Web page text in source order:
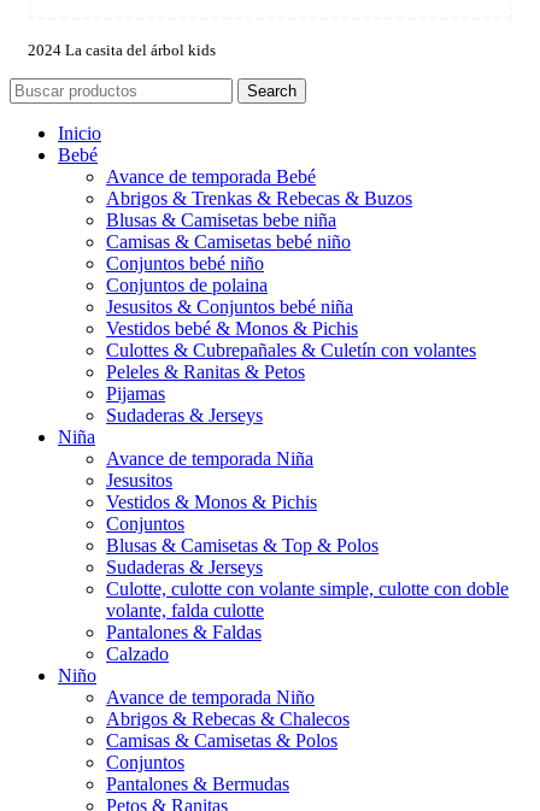
2024 La casita del árbol kids
Search
Inicio
Bebé
Avance de temporada Bebé
Abrigos & Trenkas & Rebecas & Buzos
Blusas & Camisetas bebe niña
Camisas & Camisetas bebé niño
Conjuntos bebé niño
Conjuntos de polaina
Jesusitos & Conjuntos bebé niña
Vestidos bebé & Monos & Pichis
Culottes & Cubrepañales & Culetín con volantes
Peleles & Ranitas & Petos
Pijamas
Sudaderas & Jerseys
Niña
Avance de temporada Niña
Jesusitos
Vestidos & Monos & Pichis
Conjuntos
Blusas & Camisetas & Top & Polos
Sudaderas & Jerseys
Culotte, culotte con volante simple, culotte con doble
volante, falda culotte
Pantalones & Faldas
Calzado
Niño
Avance de temporada Niño
Abrigos & Rebecas & Chalecos
Camisas & Camisetas & Polos
Conjuntos
Pantalones & Bermudas
Petos & Ranitas